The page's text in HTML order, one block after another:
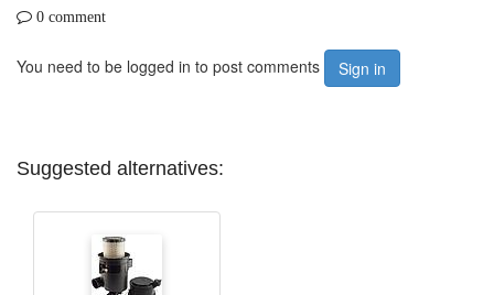
0 comment
You need to be logged in to post comments Sign in
Suggested alternatives: